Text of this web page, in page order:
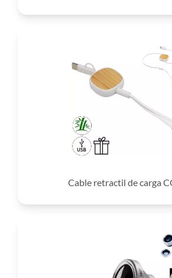
Cable retractil de carga